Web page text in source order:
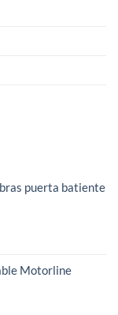
puerta batiente
Motorline